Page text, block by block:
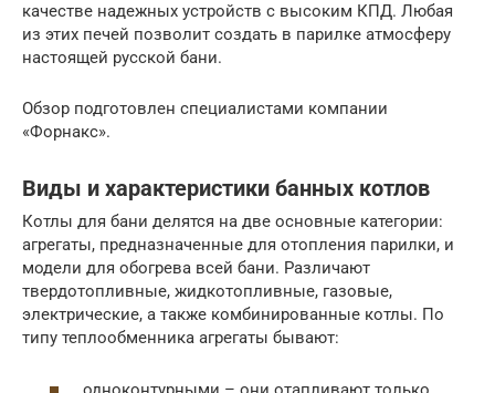
качестве надежных устройств с высоким КПД. Любая
из этих печей позволит создать в парилке атмосферу
настоящей русской бани.
Обзор подготовлен специалистами компании
«Форнакс».
Виды и характеристики банных котлов
Котлы для бани делятся на две основные категории:
агрегаты, предназначенные для отопления парилки, и
модели для обогрева всей бани. Различают
твердотопливные, жидкотопливные, газовые,
электрические, а также комбинированные котлы. По
типу теплообменника агрегаты бывают: